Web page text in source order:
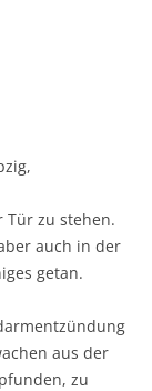
zu stehen.
auch in der
getan.
aus der
zu